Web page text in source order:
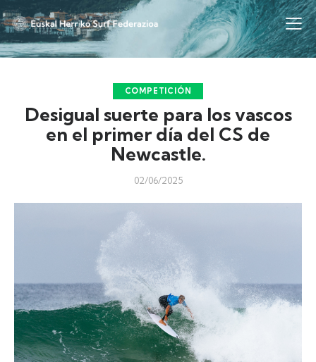
COMPETICIÓN
Desigual suerte para los vascos
en el primer día del CS de
Newcastle.
02/06/2025